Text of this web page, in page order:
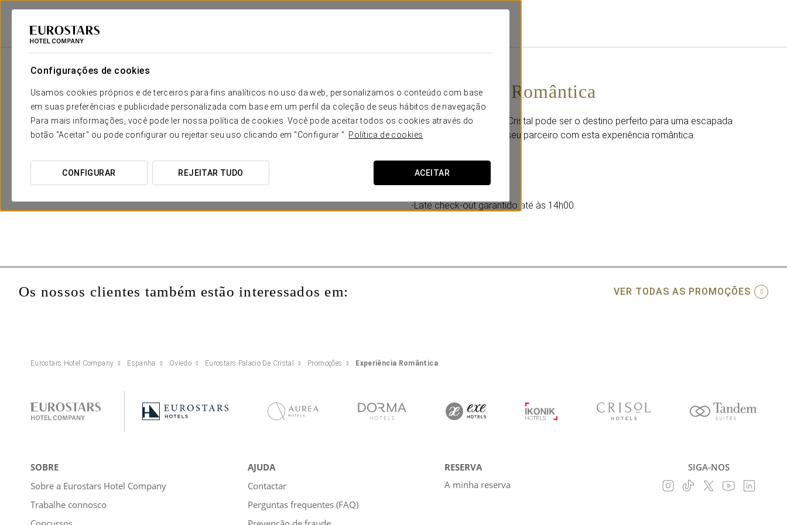
Configurações de cookies
Usamos cookies próprios e de terceiros para fins analíticos no uso da web, personalizamos o conteúdo com base
em suas preferências e publicidade personalizada com base em um perfil da coleção de seus hábitos de navegação.
Para mais informações, você pode ler nossa política de cookies. Você pode aceitar todos os cookies através do
botão "Aceitar" ou pode configurar ou rejeitar seu uso clicando em "Configurar ". Política de cookies
CONFIGURAR REJEITAR TUDO ACEITAR
Eurostars Hotel Company
Experiência Romântica
O Eurostars Palacio de Cristal pode ser o destino perfeito para uma escapada
romântica. Surpreenda seu parceiro com esta experiência romântica.
Inclui:
-Uma garrafa de cava.
-Late check-out garantido até às 14h00.
Os nossos clientes também estão interessados em: VER TODAS AS PROMOÇÕES
Eurostars Hotel Company Espanha Oviedo Eurostars Palacio De Cristal Promoções Experiência Romântica
SOBRE
Sobre a Eurostars Hotel Company
Trabalhe connosco
AJUDA
Contactar
Perguntas frequentes (FAQ)
RESERVA
A minha reserva
SIGA-NOS